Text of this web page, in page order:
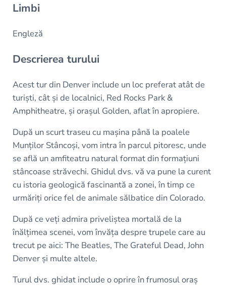
Limbi
Engleză
Descrierea turului
Acest tur din Denver include un loc preferat atât de
turiști, cât și de localnici, Red Rocks Park &
Amphitheatre, și orașul Golden, aflat în apropiere.
După un scurt traseu cu mașina până la poalele
Munților Stâncoși, vom intra în parcul pitoresc, unde
se află un amfiteatru natural format din formațiuni
stâncoase străvechi. Ghidul dvs. vă va pune la curent
cu istoria geologică fascinantă a zonei, în timp ce
urmăriți orice fel de animale sălbatice din Colorado.
După ce veți admira priveliștea mortală de la
înălțimea scenei, vom învăța despre trupele care au
trecut pe aici: The Beatles, The Grateful Dead, John
Denver și multe altele.
Turul dvs. ghidat include o oprire în frumosul oraș